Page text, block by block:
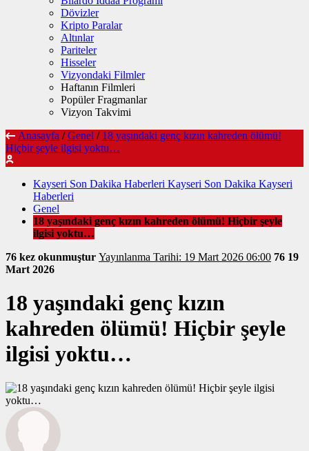
Dövizler
Kripto Paralar
Altınlar
Pariteler
Hisseler
Vizyondaki Filmler
Haftanın Filmleri
Popüler Fragmanlar
Vizyon Takvimi
Anasayfa / Genel / 18 yaşındaki genç kızın kahreden ölümü!
Hiçbir şeyle ilgisi yoktu…
Kayseri Son Dakika Haberleri Kayseri Son Dakika Kayseri
Haberleri
Genel
18 yaşındaki genç kızın kahreden ölümü! Hiçbir şeyle
ilgisi yoktu…
76 kez okunmuştur
Yayınlanma Tarihi: 19 Mart 2026 06:00 76 19
Mart 2026
18 yaşındaki genç kızın
kahreden ölümü! Hiçbir şeyle
ilgisi yoktu…